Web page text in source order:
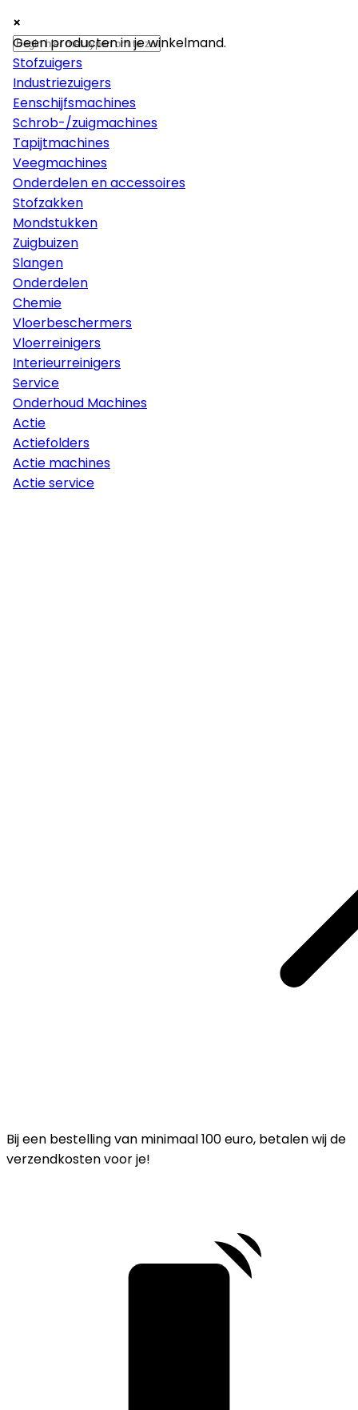
Bij een bestelling van minimaal 100 euro, betalen wij de
verzendkosten voor je!
×
Machines
Stofzuigers
Industriezuigers
Eenschijfsmachines
Schrob-/zuigmachines
Tapijtmachines
Veegmachines
Onderdelen en accessoires
Stofzakken
Mondstukken
Zuigbuizen
Slangen
Onderdelen
Chemie
Vloerbeschermers
Vloerreinigers
Interieurreinigers
Service
Onderhoud Machines
Actie
Actiefolders
Actie machines
Actie service
×
×
Geen producten in je winkelmand.